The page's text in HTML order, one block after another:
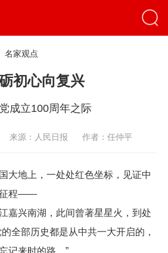
名家观点
初心向复兴
成立100周年之际
来源：人民日报 作者：任仲平
地上，一处处红色坐标，见证中
征程——
兴南湖，此间曾著星星火，到处
全部历史都是从中共一大开启的，
记来时的路。”